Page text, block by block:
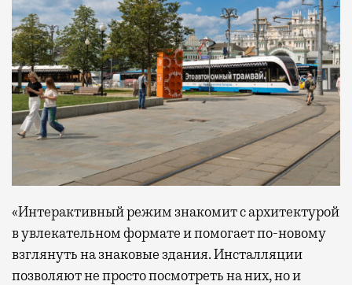
«Интерактивный режим знакомит с архитектурой
в увлекательном формате и помогает по-новому
взглянуть на знаковые здания. Инсталляции
позволяют не просто посмотреть на них, но и